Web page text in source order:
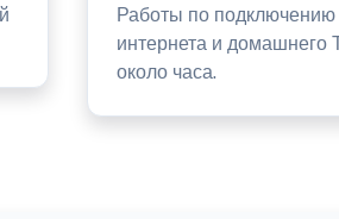
Работы по подключению
интернета и домашнего
около часа.